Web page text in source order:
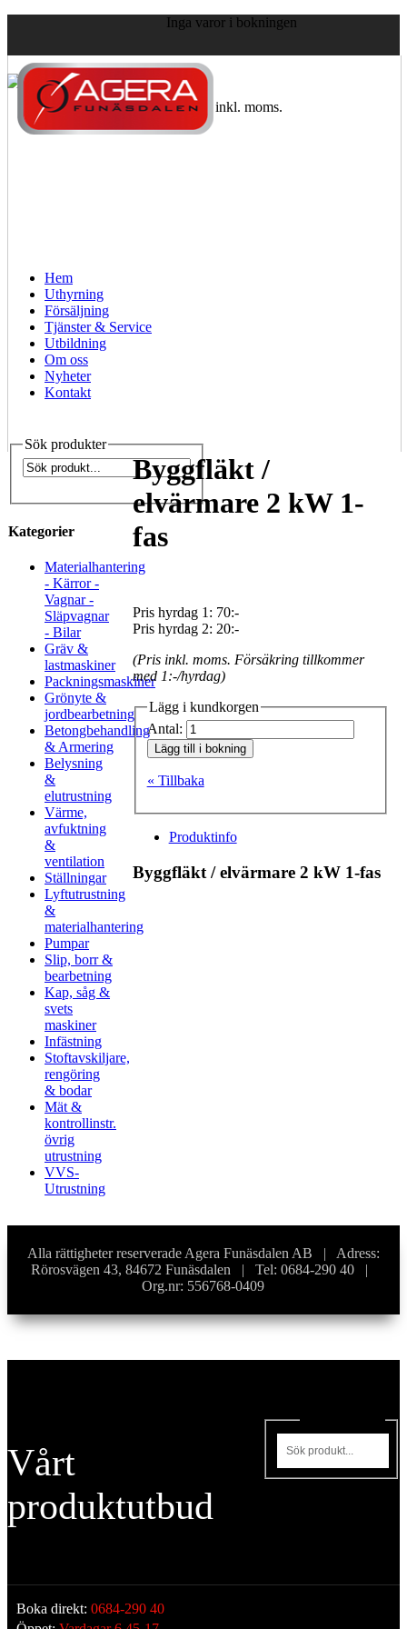
Inga varor i bokningen
Visa priser: exkl. moms. inkl. moms.
Hem
Uthyrning
Försäljning
Tjänster & Service
Utbildning
Om oss
Nyheter
Kontakt
Sök produkter
Kategorier
Materialhantering
- Kärror -
Vagnar -
Släpvagnar
- Bilar
Gräv &
lastmaskiner
Packningsmaskiner
Grönyte &
jordbearbetning
Betongbehandling
& Armering
Belysning
&
elutrustning
Värme,
avfuktning
&
ventilation
Ställningar
Lyftutrustning
&
materialhantering
Pumpar
Slip, borr &
bearbetning
Kap, såg &
svets
maskiner
Infästning
Stoftavskiljare,
rengöring
& bodar
Mät &
kontrollinstr.
övrig
utrustning
VVS-
Utrustning
Byggfläkt /
elvärmare 2 kW 1-
fas
Pris hyrdag 1: 70:-
Pris hyrdag 2: 20:-
(Pris inkl. moms. Försäkring tillkommer
med 1:-/hyrdag)
Lägg i kundkorgen
Antal:
Lägg till i bokning
« Tillbaka
Produktinfo
Byggfläkt / elvärmare 2 kW 1-fas
Alla rättigheter reserverade Agera Funäsdalen AB | Adress:
Rörosvägen 43, 84672 Funäsdalen | Tel: 0684-290 40 |
Org.nr: 556768-0409
Vårt
produktutbud
Boka direkt: 0684-290 40